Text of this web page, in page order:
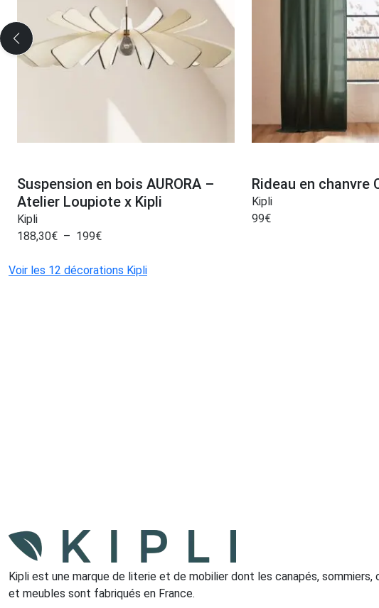
Suspension en bois AURORA –
Atelier Loupiote x Kipli
Kipli
188,30€ – 199€
Rideau en chanvre
Kipli
99€
Voir les 12 décorations Kipli
Kipli est une marque de literie et de mobilier dont les canapés,
et meubles sont fabriqués en France.